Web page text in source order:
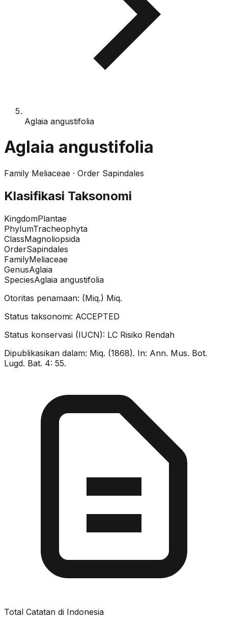
Aglaia angustifolia
Aglaia angustifolia
Family Meliaceae · Order Sapindales
Klasifikasi Taksonomi
KingdomPlantae
PhylumTracheophyta
ClassMagnoliopsida
OrderSapindales
FamilyMeliaceae
GenusAglaia
SpeciesAglaia angustifolia
Otoritas penamaan: (Miq.) Miq.
Status taksonomi: ACCEPTED
Status konservasi (IUCN): LC Risiko Rendah
Dipublikasikan dalam: Miq. (1868). In: Ann. Mus. Bot.
Lugd. Bat. 4: 55.
Total Catatan di Indonesia